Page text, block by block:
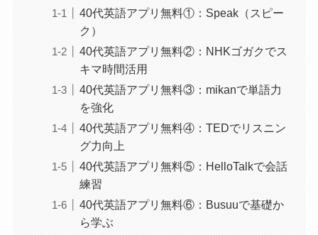
40代英語アプリ無料①：Speak（スピー
ク）
40代英語アプリ無料②：NHKゴガクでス
キマ時間活用
40代英語アプリ無料③：mikanで単語力
を強化
40代英語アプリ無料④：TEDでリスニン
グ力向上
40代英語アプリ無料⑤：HelloTalkで会話
練習
40代英語アプリ無料⑥：Busuuで基礎か
ら学ぶ